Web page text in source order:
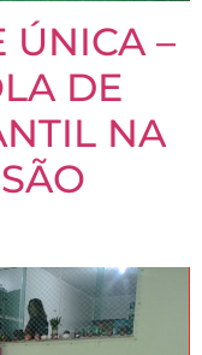
ÚNICA –
DE
NA